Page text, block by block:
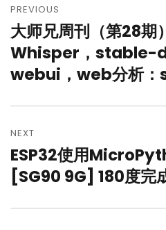
章
导
航
PREVIOUS
Previous
post:
大师兄周刊（第28期
Whisper，stable-
webui，web分析
NEXT
Next
post:
ESP32使用
[SG90 9G] 180度完